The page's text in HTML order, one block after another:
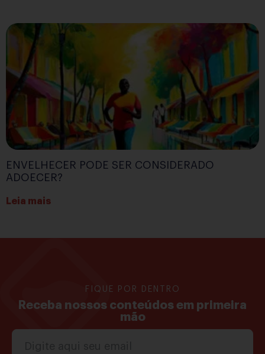
ENVELHECER PODE SER CONSIDERADO
ADOECER?
Leia mais
FIQUE POR DENTRO
Receba nossos conteúdos em primeira
mão